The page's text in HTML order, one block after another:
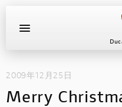
イベント
2009年12月25日
Merry